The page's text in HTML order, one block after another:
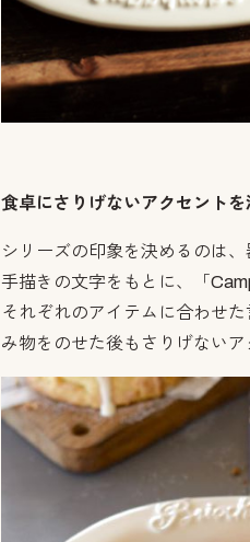
食卓にさりげないアクセント
シリーズの印象を決めるのは
手描きの文字をもとに、「
それぞれのアイテムに合わせ
み物をのせた後もさりげない